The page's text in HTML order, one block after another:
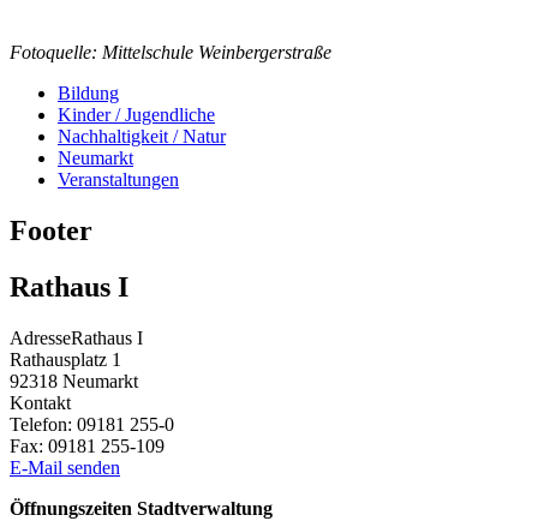
Fotoquelle: Mittelschule Weinbergerstraße
Bildung
Kinder / Jugendliche
Nachhaltigkeit / Natur
Neumarkt
Veranstaltungen
Footer
Rathaus I
AdresseRathaus I
Rathausplatz 1
92318 Neumarkt
Kontakt
Telefon: 09181 255-0
Fax: 09181 255-109
E-Mail senden
Öffnungszeiten Stadtverwaltung